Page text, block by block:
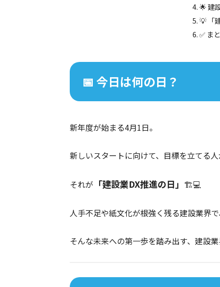
🌟 建
💡 「
✅ ま
📅 今日は何の日？
新年度が始まる4月1日。
新しいスタートに向けて、目標を立てる
それが 「建設業DX推進の日」 🏗️💻
人手不足や紙文化が根強く残る建設業界
そんな未来への第一歩を踏み出す、建設